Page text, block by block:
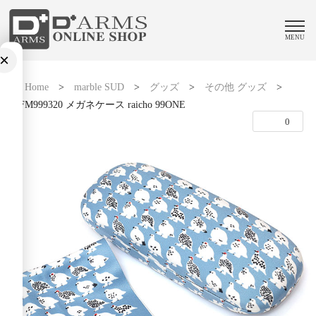
MENU
Home> marble SUD> グッズ> その他 グッズ>
09FM999320 メガネケース raicho 99ONE
0
×